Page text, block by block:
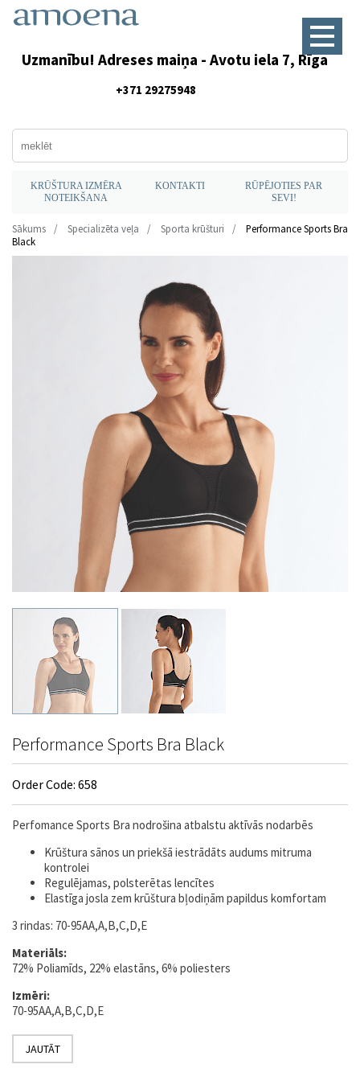
Uzmanību! Adreses maiņa - Avotu iela 7, Rīga
+371 29275948
KRŪŠTURA IZMĒRA
NOTEIKŠANA
KONTAKTI
RŪPĒJOTIES PAR
SEVI!
Sākums Specializēta veļa Sporta krūšturi
Performance Sports Bra
Black
Performance Sports Bra Black
Order Code: 658
Perfomance Sports Bra nodrošina atbalstu aktīvās nodarbēs
Krūštura sānos un priekšā iestrādāts audums mitruma
kontrolei
Regulējamas, polsterētas lencītes
Elastīga josla zem krūštura bļodiņām papildus komfortam
3 rindas: 70-95AA,A,B,C,D,E
Materiāls:
72% Poliamīds, 22% elastāns, 6% poliesters
Izmēri:
70-95AA,A,B,C,D,E
JAUTĀT